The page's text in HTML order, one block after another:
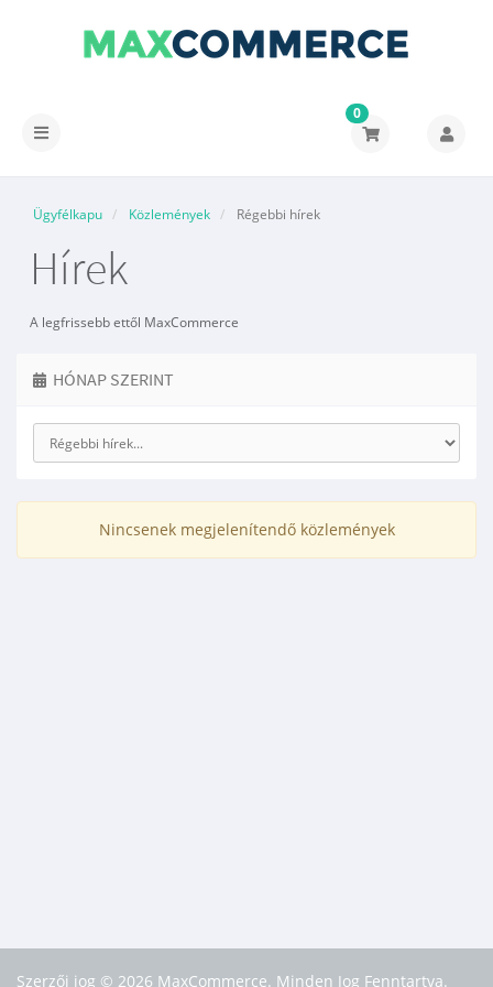
Váltás
navigációra
0
Ügyfélkapu Közlemények Régebbi hírek
Hírek
A legfrissebb ettől MaxCommerce
HÓNAP SZERINT
Nincsenek megjelenítendő közlemények
Szerzői jog © 2026 MaxCommerce. Minden Jog Fenntartva.